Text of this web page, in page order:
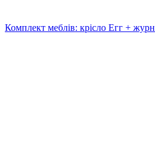
Комплект меблів: крісло Егг +